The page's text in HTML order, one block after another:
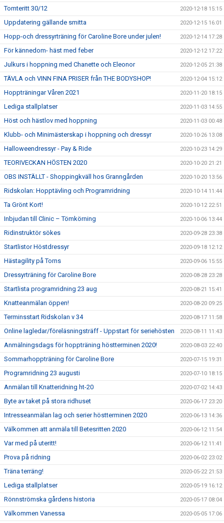
Tomteritt 30/12 2020-12-18 15:15
Uppdatering gällande smitta 2020-12-15 16:01
Hopp-och dressyrträning för Caroline Bore under julen! 2020-12-14 17:28
För kännedom- häst med feber 2020-12-12 17:22
Julkurs i hoppning med Chanette och Eleonor 2020-12-05 21:38
TÄVLA och VINN FINA PRISER från THE BODYSHOP! 2020-12-04 15:12
Hoppträningar Våren 2021 2020-11-20 18:15
Lediga stallplatser 2020-11-03 14:55
Höst och hästlov med hoppning 2020-11-03 00:48
Klubb- och Minimästerskap i hoppning och dressyr 2020-10-26 13:08
Halloweendressyr - Pay & Ride 2020-10-23 14:29
TEORIVECKAN HÖSTEN 2020 2020-10-20 21:21
OBS INSTÄLLT - Shoppingkväll hos Granngården 2020-10-20 13:56
Ridskolan: Hopptävling och Programridning 2020-10-14 11:44
Ta Grönt Kort! 2020-10-12 22:51
Inbjudan till Clinic – Tömkörning 2020-10-06 13:44
Ridinstruktör sökes 2020-09-28 23:38
Startlistor Höstdressyr 2020-09-18 12:12
Hästagility på Torns 2020-09-06 15:55
Dressyrträning för Caroline Bore 2020-08-28 23:28
Startlista programridning 23 aug 2020-08-21 15:41
Knatteanmälan öppen! 2020-08-20 09:25
Terminsstart Ridskolan v 34 2020-08-17 11:58
Online lagledar/föreläsningsträff - Uppstart för seriehösten 2020-08-11 11:43
Anmälningsdags för hoppträning höstterminen 2020! 2020-08-03 22:40
Sommarhoppträning för Caroline Bore 2020-07-15 19:31
Programridning 23 augusti 2020-07-10 18:15
Anmälan till Knatteridning ht-20 2020-07-02 14:43
Byte av taket på stora ridhuset 2020-06-17 23:20
Intresseanmälan lag och serier höstterminen 2020 2020-06-13 14:36
Välkommen att anmäla till Betesritten 2020 2020-06-12 11:54
Var med på uteritt! 2020-06-12 11:41
Prova på ridning 2020-06-02 23:02
Träna terräng! 2020-05-22 21:53
Lediga stallplatser 2020-05-19 16:12
Rönnströmska gårdens historia 2020-05-17 08:04
Välkommen Vanessa 2020-05-05 17:06